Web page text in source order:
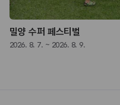
밀양 수퍼 페스티벌
2026. 8. 7. ~ 2026. 8. 9.